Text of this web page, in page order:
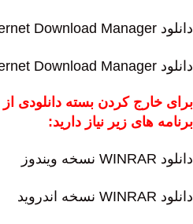
دانلود Internet Download Manager نسخه ویندوز
دانلود Internet Download Manager نسخه اندروید
برای خارج کردن بسته دانلودی
برنامه های زیر نیاز دارید:
دانلود WINRAR نسخه ویندوز
دانلود WINRAR نسخه اندروید